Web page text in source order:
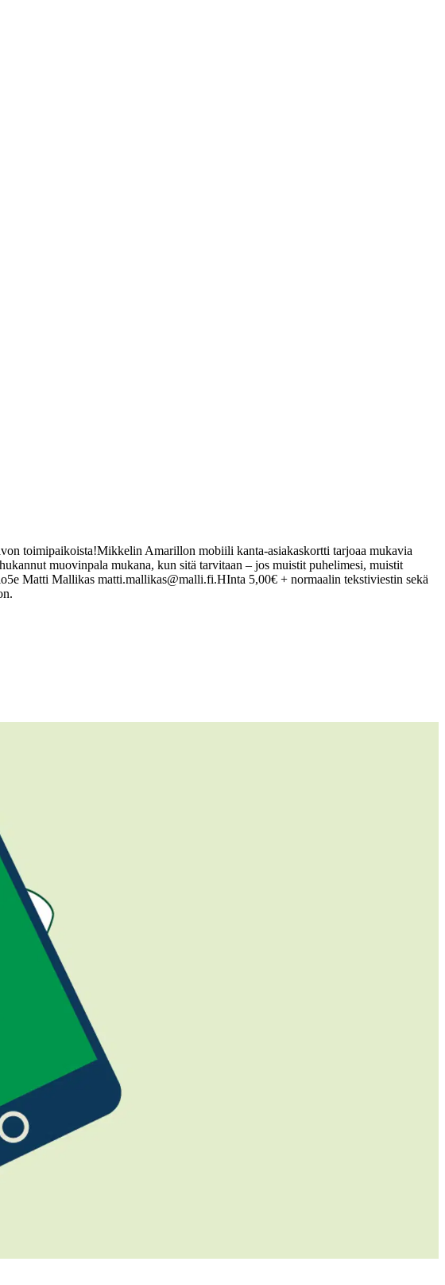
toimipaikoista!Mikkelin Amarillon mobiili kanta-asiakaskortti tarjoaa mukavia
muovinpala mukana, kun sitä tarvitaan – jos muistit puhelimesi, muistit
Matti Mallikas matti.mallikas@malli.fi.HInta 5,00€ + normaalin tekstiviestin sekä